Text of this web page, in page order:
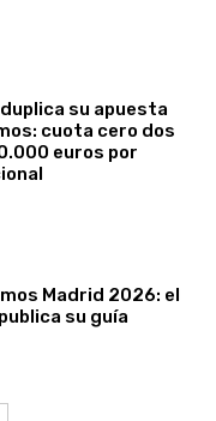
su apuesta
cuota cero dos
euros por
Madrid 2026: el
su guía